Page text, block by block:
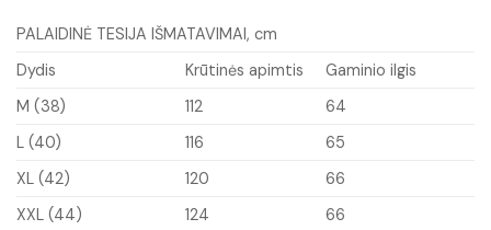
PALAIDINĖ TESIJA IŠMATAVIMAI, cm
Dydis
Krūtinės apimtis
Gaminio ilgis
M (38)
112
64
L (40)
116
65
XL (42)
120
66
XXL (44)
124
66